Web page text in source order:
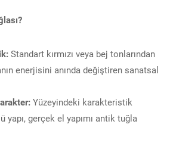
Standart kırmızı veya bej tonlarından
enerjisini anında değiştiren sanatsal
Yüzeyindeki karakteristik
yapı, gerçek el yapımı antik tuğla